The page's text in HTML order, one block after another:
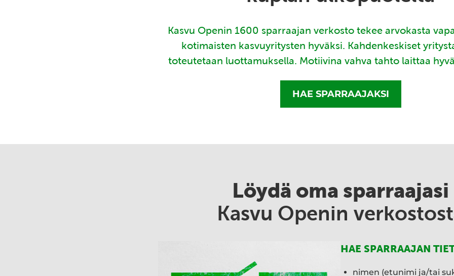
Kasvu Openin 1600 sparraajan verkosto tekee arvokasta
kotimaisten kasvuyritysten hyväksi. Kahdenkeskiset
toteutetaan luottamuksella. Motiivina vahva tahto laittaa
HAE SPARRAAJAKSI
Löydä oma sparraajasi
Kasvu Openin
HAE SPARRAAJAN
nimen (etunimi ja/tai